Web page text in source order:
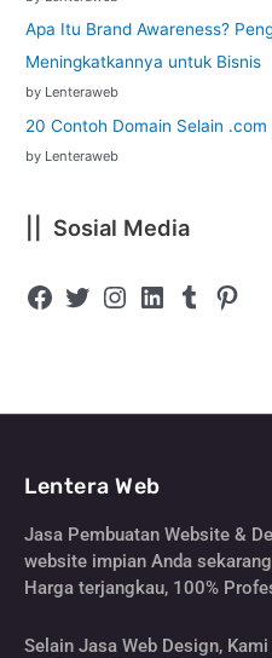
Apa Itu Brand Awareness?
Meningkatkannya untuk Bisnis
by Lenteraweb
20 Contoh Domain Selain
by Lenteraweb
|| Sosial Media
Lentera Web
Jasa Pembuatan Website &
website impian Anda
Harga terjangkau, 100%
Selain Jasa Web Design,